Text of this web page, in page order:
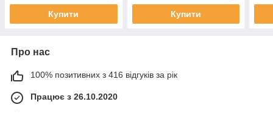
Купити Купити
Про нас
100% позитивних з 416 відгуків за рік
Працює з 26.10.2020